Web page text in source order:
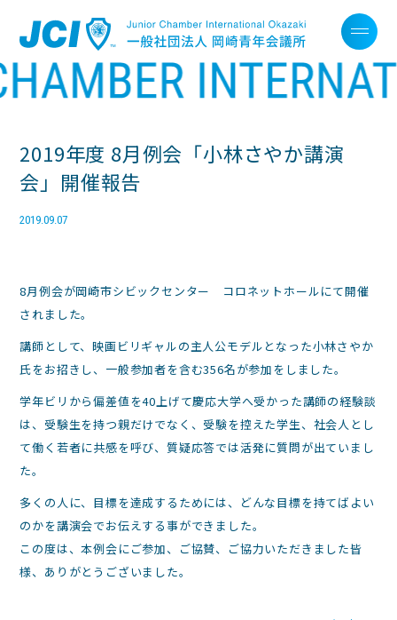
2019年度 8月例会「小林さやか講演
会」開催報告
2019.09.07
8月例会が岡崎市シビックセンター コロネットホールにて開催
されました。
講師として、映画ビリギャルの主人公モデルとなった小林さやか
氏をお招きし、一般参加者を含む356名が参加をしました。
学年ビリから偏差値を40上げて慶応大学へ受かった講師の経験談
は、受験生を持つ親だけでなく、受験を控えた学生、社会人とし
て働く若者に共感を呼び、質疑応答では活発に質問が出ていまし
た。
多くの人に、目標を達成するためには、どんな目標を持てばよい
のかを講演会でお伝えする事ができました。
この度は、本例会にご参加、ご協賛、ご協力いただきました皆
様、ありがとうございました。